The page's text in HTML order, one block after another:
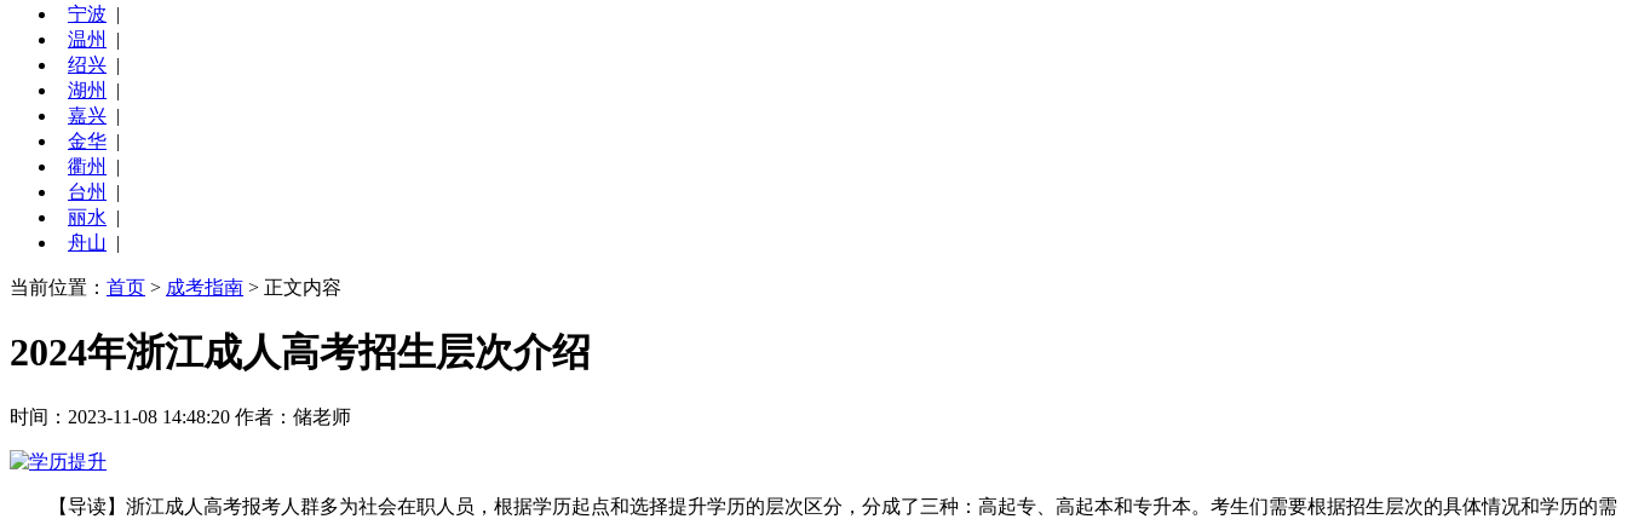
宁波 |
温州
|
绍兴 |
湖州
|
嘉兴 |
金华 |
衢州
|
台州
|
丽水 |
舟山 |
当前位置： 首页 > 成考指南 > 正文内容
2024年浙江成人高考招生层次介绍
时间：2023-11-08 14:48:20 作者：储老师
【导读】浙江成人高考报考人群多为社会在职人员，根据学历起点和选择提升学历的层次区分，分成了三种：高起专、高起本和专升本。考生们需要根据招生层次的具体情况和学历的需